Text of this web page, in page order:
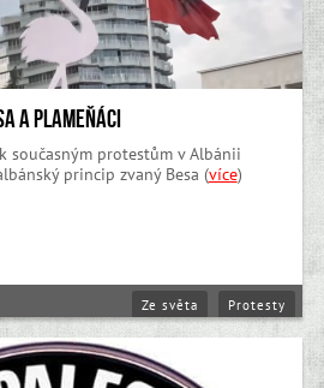
a plameňáci
současným protestům v Albánii
princip zvaný Besa (více)
Ze světa Protesty